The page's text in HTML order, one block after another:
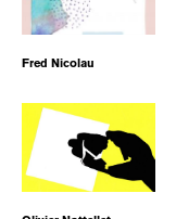
Fred Nicolau